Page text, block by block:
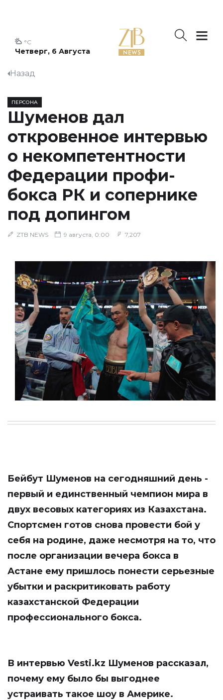
Четверг, 6 Августа
°C
Назад
ПЕРСОНА
Шуменов дал
откровенное интервью
о некомпетентности
Федерации профи-
бокса РК и сопернике
под допингом
ZTB NEWS 9 августа, 0:00 7,207
Бейбут Шуменов на сегодняшний день -
первый и единственный чемпион мира в
двух весовых категориях из Казахстана.
Спортсмен готов снова провести бой у
себя на родине, даже несмотря на то, что
после организации вечера бокса в
Астане ему пришлось понести серьезные
убытки и раскритиковать работу
казахстанской Федерации
профессионального бокса.
В интервью Vesti.kz Шуменов рассказал,
почему ему было бы выгоднее
устраивать такое шоу в Америке.